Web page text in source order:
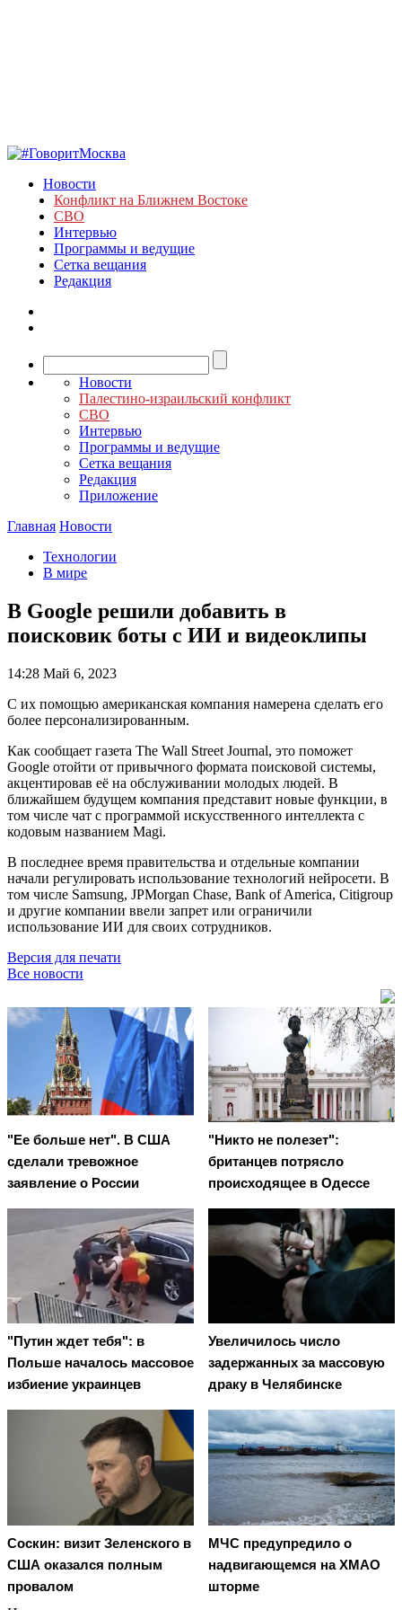
Новости
Конфликт на Ближнем Востоке
СВО
Интервью
Программы и ведущие
Сетка вещания
Редакция
Новости
Палестино-израильский конфликт
СВО
Интервью
Программы и ведущие
Сетка вещания
Редакция
Приложение
Главная Новости
Технологии
В мире
В Google решили добавить в
поисковик боты с ИИ и видеоклипы
14:28 Май 6, 2023
С их помощью американская компания намерена сделать его
более персонализированным.
Как сообщает газета The Wall Street Journal, это поможет
Google отойти от привычного формата поисковой системы,
акцентировав её на обслуживании молодых людей. В
ближайшем будущем компания представит новые функции, в
том числе чат с программой искусственного интеллекта с
кодовым названием Magi.
В последнее время правительства и отдельные компании
начали регулировать использование технологий нейросети. В
том числе Samsung, JPMorgan Chase, Bank of America, Citigroup
и другие компании ввели запрет или ограничили
использование ИИ для своих сотрудников.
Версия для печати
Все новости
"Ее больше нет". В США
сделали тревожное
заявление о России
"Никто не полезет":
британцев потрясло
происходящее в Одессе
"Путин ждет тебя": в
Польше началось массовое
избиение украинцев
Увеличилось число
задержанных за массовую
драку в Челябинске
Соскин: визит Зеленского в
США оказался полным
провалом
МЧС предупредило о
надвигающемся на ХМАО
шторме